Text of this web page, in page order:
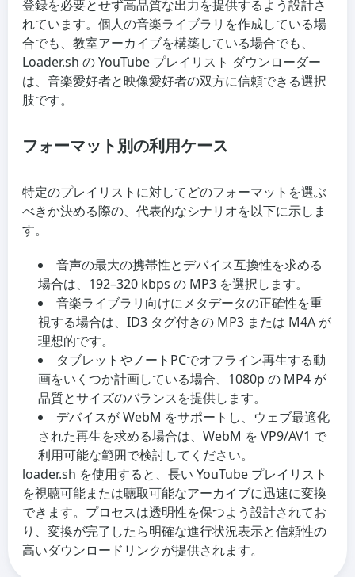
登録を必要とせず高品質な出力を提供するよう設計さ
れています。個人の音楽ライブラリを作成している場
合でも、教室アーカイブを構築している場合でも、
Loader.sh の YouTube プレイリスト ダウンローダー
は、音楽愛好者と映像愛好者の双方に信頼できる選択
肢です。
フォーマット別の利用ケース
特定のプレイリストに対してどのフォーマットを選ぶ
べきか決める際の、代表的なシナリオを以下に示しま
す。
音声の最大の携帯性とデバイス互換性を求める
場合は、192–320 kbps の MP3 を選択します。
音楽ライブラリ向けにメタデータの正確性を重
視する場合は、ID3 タグ付きの MP3 または M4A が
理想的です。
タブレットやノートPCでオフライン再生する動
画をいくつか計画している場合、1080p の MP4 が
品質とサイズのバランスを提供します。
デバイスが WebM をサポートし、ウェブ最適化
された再生を求める場合は、WebM を VP9/AV1 で
利用可能な範囲で検討してください。
loader.sh を使用すると、長い YouTube プレイリスト
を視聴可能または聴取可能なアーカイブに迅速に変換
できます。プロセスは透明性を保つよう設計されてお
り、変換が完了したら明確な進行状況表示と信頼性の
高いダウンロードリンクが提供されます。